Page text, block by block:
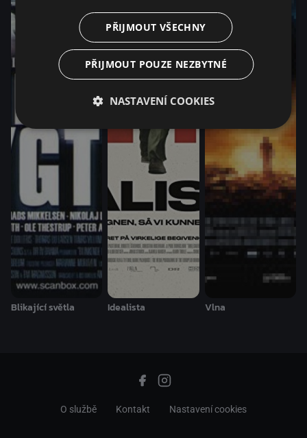
Blikající světla Idealista Vlna
O službě Kontakt Nastavení cookies
PŘIJMOUT VŠECHNY
PŘIJMOUT POUZE NEZBYTNÉ
NASTAVENÍ COOKIES